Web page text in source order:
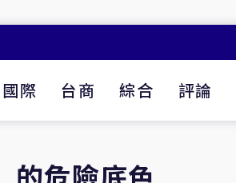
國際 台商 綜合 評論